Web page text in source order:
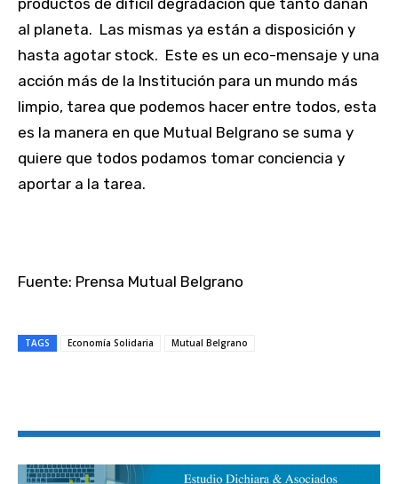
al planeta. Las mismas ya están a disposición y
hasta agotar stock. Este es un eco-mensaje y una
acción más de la Institución para un mundo más
limpio, tarea que podemos hacer entre todos, esta
es la manera en que Mutual Belgrano se suma y
quiere que todos podamos tomar conciencia y
aportar a la tarea.
Fuente: Prensa Mutual Belgrano
TAGS Economía Solidaria Mutual Belgrano